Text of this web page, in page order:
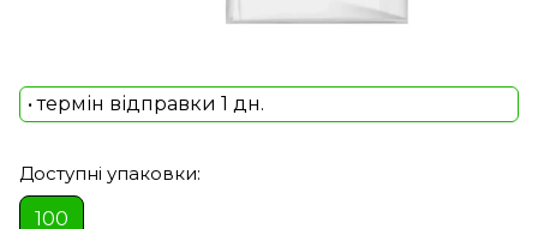
• термін відправки 1 дн.
Доступні упаковки:
100